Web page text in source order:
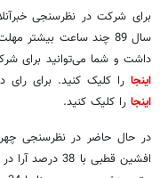
برای شرکت در نظرسنجی
داشت و شما می‌توانید برای
اینجا را کلیک کنید. برای رای
اینجا را کلیک کنید.
افشین قطبی با